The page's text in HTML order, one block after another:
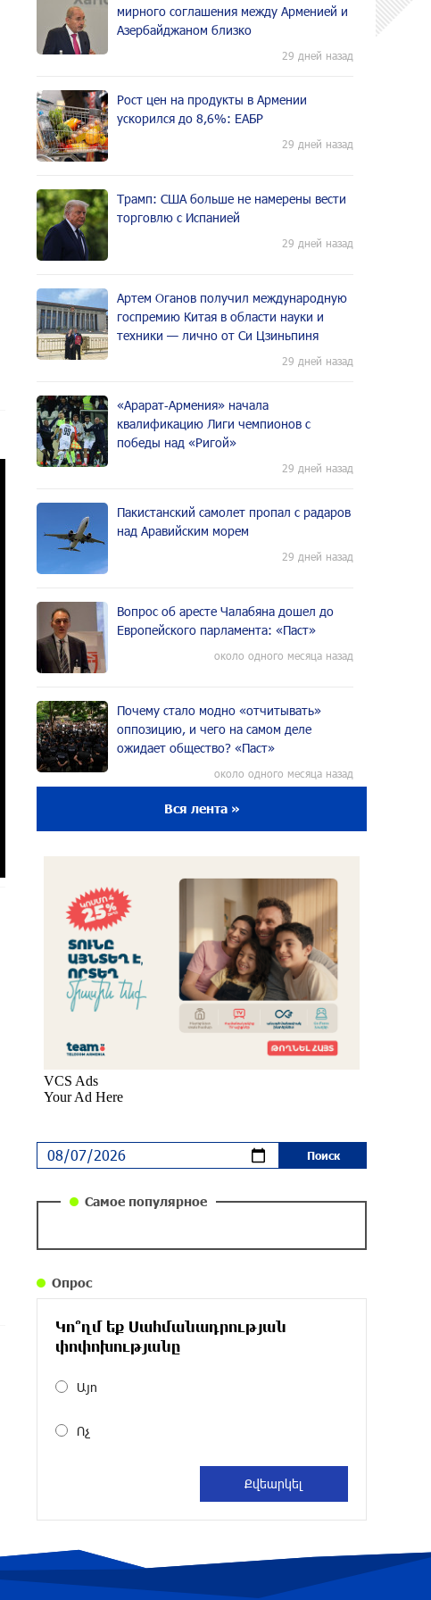
мирного соглашения между Арменией и
Азербайджаном близко
29 дней назад
Рост цен на продукты в Армении
ускорился до 8,6%: ЕАБР
29 дней назад
Трамп: США больше не намерены вести
торговлю с Испанией
29 дней назад
Артем Оганов получил международную
госпремию Китая в области науки и
техники — лично от Си Цзиньпиня
29 дней назад
«Арарат‑Армения» начала
квалификацию Лиги чемпионов с
победы над «Ригой»
29 дней назад
Пакистанский самолет пропал с радаров
над Аравийским морем
29 дней назад
Вопрос об аресте Чалабяна дошел до
Европейского парламента: «Паст»
около одного месяца назад
Почему стало модно «отчитывать»
оппозицию, и чего на самом деле
ожидает общество? «Паст»
около одного месяца назад
Ложная дилемма мандатов: почему тема
парламентского бойкота оппозиции -
около одного месяца назад
Правовой терроризм как начало
падения власти: пример Гагика
Царукяна и горькие уроки истории:
«Паст»
около одного месяца назад
Размик Марукян стал обладателем
«Росатом» готов построить новые АЭС,
Оппозиция Грузии отказалась от
мандатов и получила обратный
эффект: Нарек Карапетян
Российская теннисистка Алина Чараева
будет представлять Армению
Вся лента »
Самое популярное
Опрос
Կո՞ղմ եք Սահմանադրության
փոփոխությանը
Այո
Ոչ